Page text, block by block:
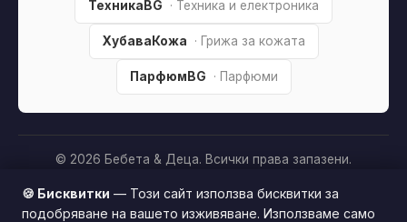
ТехникаBG · Техника и електроника
ХубаваКожа · Грижа за кожата
ПарфюмBG · Парфюми
© 2026 Бебета & Деца. Всички права запазени.
Партньорско разкриване:
Този сайт е независим и
съдържа партньорски (affiliate) линкове. Когато купите
🍪 Бисквитки — Този сайт използва бисквитки за
подобряване на вашето изживяване. Използваме само